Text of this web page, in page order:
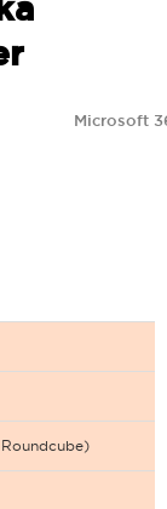
Microsoft